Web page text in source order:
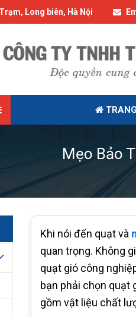
Long biên, Hà Nội
Mẹo Bảo
Khi nói đến quạt và
quan trọng. Không
quạt gió công
bạn phải chọn quạt
gồm vật liệu chất